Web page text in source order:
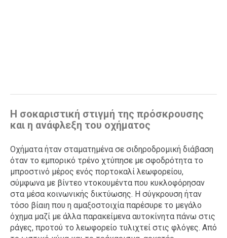
Η σοκαριστική στιγμή της πρόσκρουσης
και η ανάφλεξη του οχήματος
Οχήματα ήταν σταματημένα σε σιδηροδρομική διάβαση
όταν το εμπορικό τρένο χτύπησε με σφοδρότητα το
μπροστινό μέρος ενός πορτοκαλί λεωφορείου,
σύμφωνα με βίντεο ντοκουμέντα που κυκλοφόρησαν
στα μέσα κοινωνικής δικτύωσης. Η σύγκρουση ήταν
τόσο βίαιη που η αμαξοστοιχία παρέσυρε το μεγάλο
όχημα μαζί με άλλα παρακείμενα αυτοκίνητα πάνω στις
ράγες, προτού το λεωφορείο τυλιχτεί στις φλόγες. Από